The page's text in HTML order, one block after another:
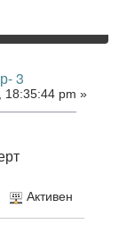
3
18:35:44 pm »
Активен